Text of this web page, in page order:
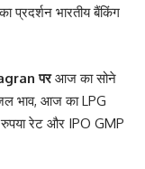
भारतीय बैंकिंग
पर आज का सोने
भाव, आज का LPG
रेट और IPO GMP